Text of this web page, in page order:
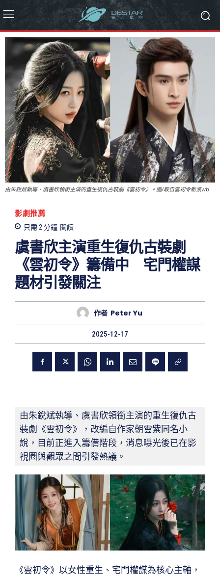
由朱銳斌執導、虞書欣領銜主演的重生復仇古裝劇《雲初令》。圖/取自雲初令新浪wb
影劇推薦
只需 2分鐘 閱讀
虞書欣主演重生復仇古裝劇
《雲初令》籌備中 宅門權謀
題材引發關注
作者 Peter Yu
2025-12-17
由朱銳斌執導、虞書欣領銜主演的重生復仇古
裝劇《雲初令》，改編自作家朝雲紫同名小
說，目前正進入籌備階段，消息曝光後已在影
視圈與觀眾之間引發熱議。
《雲初令》以女性重生、宅門權謀為核心主軸，